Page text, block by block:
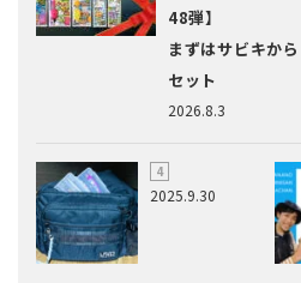
2026.8.3
48弾】
まずはサビキか
セット
2025.9.30